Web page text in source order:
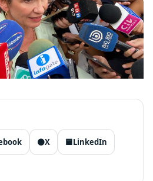
⚫X 🟦LinkedIn